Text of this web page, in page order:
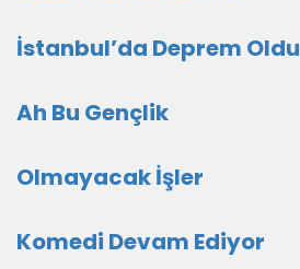
İstanbul’da Deprem Oldu
Ah Bu Gençlik
Olmayacak İşler
Komedi Devam Ediyor